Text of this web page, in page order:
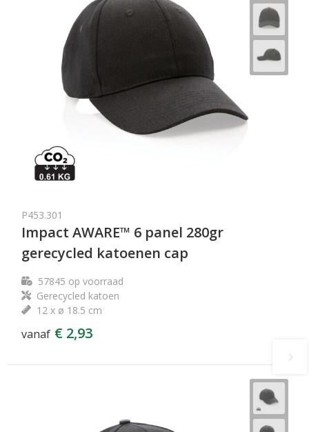
P453.301
Impact AWARE™ 6 panel 280gr
gerecycled katoenen cap
57845 op voorraad
Gerecycled katoen
12 x ø 18.5 cm
vanaf € 2,93